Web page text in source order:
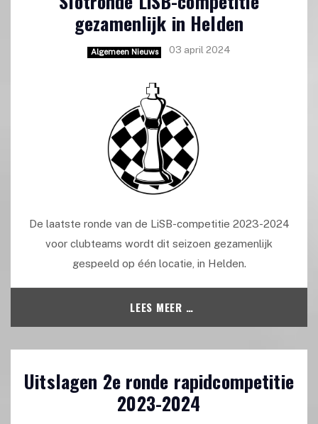
gezamenlijk in Helden
Algemeen Nieuws 03 april 2024
De laatste ronde van de LiSB-competitie 2023-2024
voor clubteams wordt dit seizoen gezamenlijk
gespeeld op één locatie, in Helden.
LEES MEER …
Uitslagen 2e ronde rapidcompetitie
2023-2024